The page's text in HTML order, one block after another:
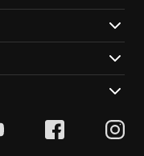
그려낸 감성적인 스
트랙과 90년대 특유
한 캐시의 고뇌와